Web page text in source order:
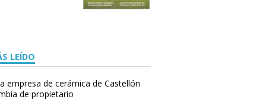
LEÍDO
empresa de cerámica de Castellón
de propietario